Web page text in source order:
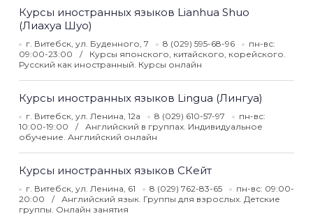
Курсы иностранных языков Lianhua Shuo
(Лиахуа Шуо)
г. Витебск, ул. Буденного, 7 8 (029) 595-68-96
пн-вс:
09:00-23:00
Курсы японского, китайского, корейского.
Русский как иностранный. Курсы онлайн
Курсы иностранных языков Lingua (Лингуа)
г. Витебск, ул. Ленина, 12а 8 (029) 610-57-97
пн-вс:
10:00-19:00
Английский в группах. Индивидуальное
обучение. Английский онлайн
Курсы иностранных языков СКейт
г. Витебск, ул. Ленина, 61 8 (029) 762-83-65
пн-вс: 09:00-
20:00
Английский язык. Группы для взрослых. Детские
группы. Онлайн занятия